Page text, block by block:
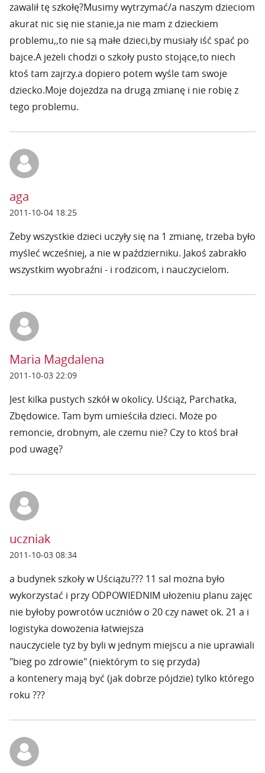
zawalił tę szkołę?Musimy wytrzymać/a naszym dzieciom
akurat nic się nie stanie,ja nie mam z dzieckiem
problemu,,to nie są małe dzieci,by musiały iść spać po
bajce.A jeżeli chodzi o szkoły pusto stojące,to niech
ktoś tam zajrzy.a dopiero potem wyśle tam swoje
dziecko.Moje dojeżdża na drugą zmianę i nie robię z
tego problemu.
aga
2011-10-04 18:25
Żeby wszystkie dzieci uczyły się na 1 zmianę, trzeba było
myśleć wcześniej, a nie w październiku. Jakoś zabrakło
wszystkim wyobraźni - i rodzicom, i nauczycielom.
Maria Magdalena
2011-10-03 22:09
Jest kilka pustych szkół w okolicy. Uściąż, Parchatka,
Zbędowice. Tam bym umieściła dzieci. Może po
remoncie, drobnym, ale czemu nie? Czy to ktoś brał
pod uwagę?
uczniak
2011-10-03 08:34
a budynek szkoły w Uściążu??? 11 sal można było
wykorzystać i przy ODPOWIEDNIM ułożeniu planu zajęc
nie byłoby powrotów uczniów o 20 czy nawet ok. 21 a i
logistyka dowożenia łatwiejsza
nauczyciele tyż by byli w jednym miejscu a nie uprawiali
"bieg po zdrowie" (niektórym to się przyda)
a kontenery mają być (jak dobrze pójdzie) tylko którego
roku ???